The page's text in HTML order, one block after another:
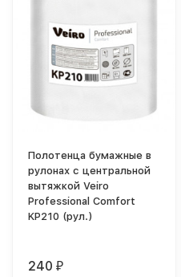
Полотенца бумажные в
рулонах с центральной
вытяжкой Veiro
Professional Comfort
KP210 (рул.)
240₽